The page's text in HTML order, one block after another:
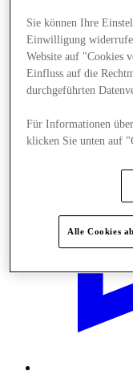
Angebote
Sie können Ihre
Einwilligung
Website auf "Cookies
Einfluss auf die
durchgeführten
Für Informationen
klicken Sie unten auf
Alle Cookies